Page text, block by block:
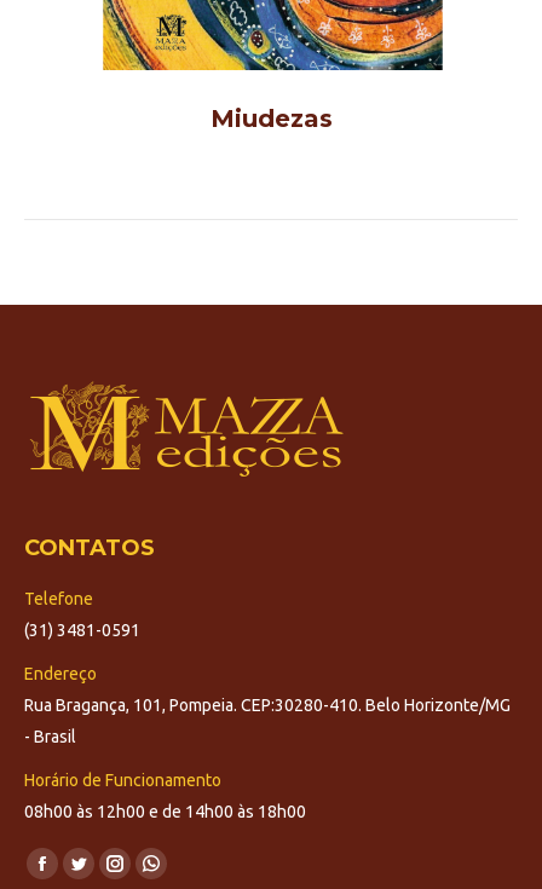
Miudezas
CONTATOS
Telefone
(31) 3481-0591
Endereço
Rua Bragança, 101, Pompeia. CEP:30280-410. Belo Horizonte/MG
- Brasil
Horário de Funcionamento
08h00 às 12h00 e de 14h00 às 18h00
Encontre-nos em:
Facebook
TwitterInstagramWhatsapp